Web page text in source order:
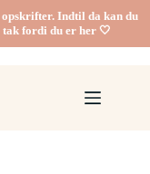
opskrifter. Indtil da kan du
tak fordi du er her 🤍